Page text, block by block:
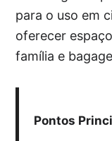
para o uso em
oferecer
família e
Pontos